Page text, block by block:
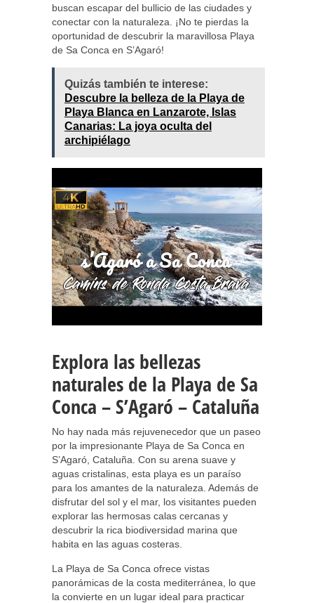
buscan escapar del bullicio de las ciudades y
conectar con la naturaleza. ¡No te pierdas la
oportunidad de descubrir la maravillosa Playa
de Sa Conca en S’Agaró!
Quizás también te interese:
Descubre la belleza de la Playa de
Playa Blanca en Lanzarote, Islas
Canarias: La joya oculta del
archipiélago
Explora las bellezas
naturales de la Playa de Sa
Conca – S’Agaró – Cataluña
No hay nada más rejuvenecedor que un paseo
por la impresionante Playa de Sa Conca en
S’Agaró, Cataluña. Con su arena suave y
aguas cristalinas, esta playa es un paraíso
para los amantes de la naturaleza. Además de
disfrutar del sol y el mar, los visitantes pueden
explorar las hermosas calas cercanas y
descubrir la rica biodiversidad marina que
habita en las aguas costeras.
La Playa de Sa Conca ofrece vistas
panorámicas de la costa mediterránea, lo que
la convierte en un lugar ideal para practicar